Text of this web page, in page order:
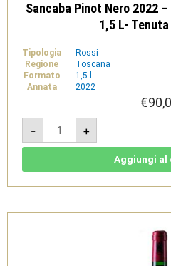
Sancaba Pinot Nero 2022
1,5 L-
Tipologia
Rossi
Regione
Toscana
Formato
1,5 l
Annata
2022
€
-
Sancaba
Pinot
Nero
2022
-
L-
+
Aggiungi al